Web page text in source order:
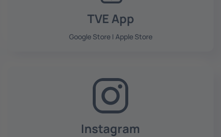
TVE App
Google Store| Apple Store
Instagram